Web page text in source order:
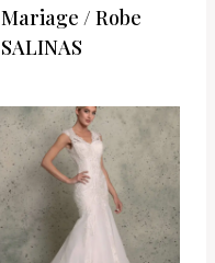
Mariage / Robe
SALINAS